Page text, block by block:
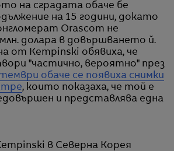
на сградата обаче бе
на 15 години, докато
Orascom не
долара в довършването й.
от Kempinski обявиха, че
"частично, вероятно" през
обаче се появиха снимки
, които показаха, че той е
и представлява една
в Северна Корея